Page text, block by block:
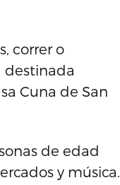
correr o
destinada
Cuna de San
de edad
y música.